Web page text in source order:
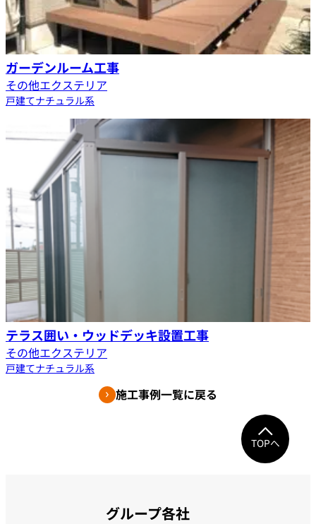
ガーデンルーム工事
その他エクステリア
戸建てナチュラル系
テラス囲い・ウッドデッキ設置工事
その他エクステリア
戸建てナチュラル系
施工事例一覧に戻る
TOPへ
グループ各社